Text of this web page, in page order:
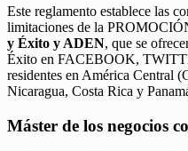
Este reglamento establece las
limitaciones de la
y Éxito y ADEN, que se
Éxito en FACEBOOK,
residentes en América Central
Nicaragua, Costa Rica y
Máster de los negocios